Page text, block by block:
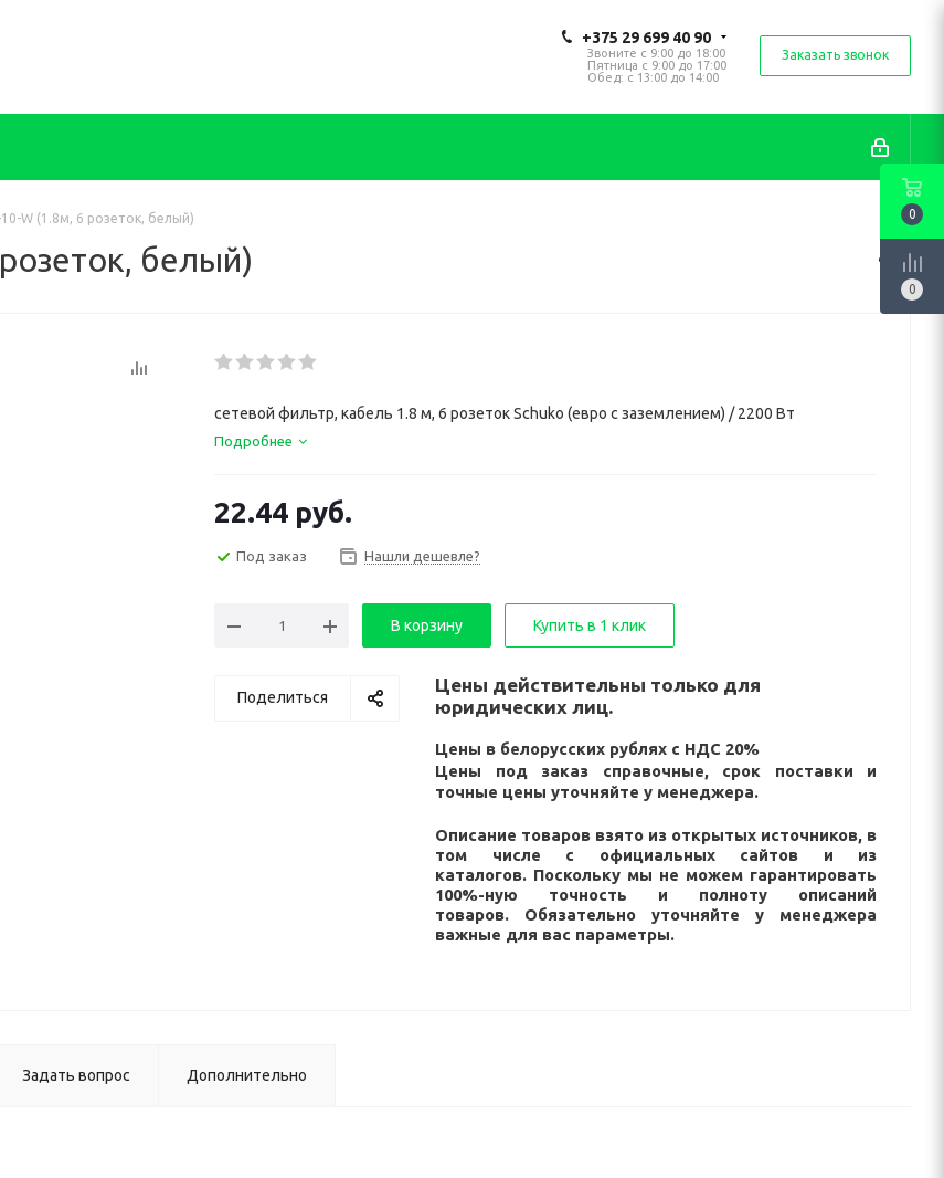
+375 29 699 40 90
Звоните с 9:00 до 18:00
Пятница с 9:00 до 17:00
Обед: с 13:00 до 14:00
Заказать звонок
10-W (1.8м, 6 розеток, белый)
белый)
сетевой фильтр, кабель 1.8 м, 6 розеток Schuko (евро с заземлением) / 2200 Вт
Подробнее
22.44 руб.
Под заказ Нашли дешевле?
В корзину Купить в 1 клик
Поделиться
Цены действительны только для
юридических лиц.
Цены в белорусских рублях с НДС 20%
Цены под заказ справочные, срок поставки и
точные цены уточняйте у менеджера.
Описание товаров взято из открытых источников, в
том числе с официальных сайтов и из
каталогов. Поскольку мы не можем гарантировать
100%-ную точность и полноту описаний
товаров. Обязательно уточняйте у менеджера
важные для вас параметры.
Задать вопрос Дополнительно
0
0